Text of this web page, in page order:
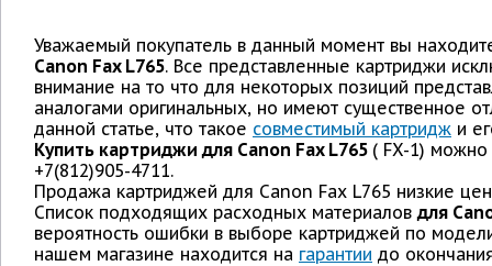
Уважаемый покупатель в данный момент вы
Canon Fax L765. Все представленные картриджи
внимание на то что для некоторых позиций
аналогами оригинальных, но имеют существенное
данной статье, что такое совместимый картридж и
Купить картриджи для Canon Fax L765 ( FX-1)
+7(812)905-4711.
Продажа картриджей для Canon Fax L765 низкие
Список подходящих расходных материаловдля
вероятность ошибки в выборе картриджей по
нашем магазине находится на гарантии до